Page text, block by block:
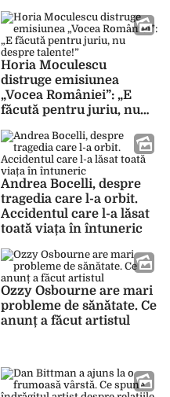
început cariera în Italia
și a fost imediat
remarcat
Horia Moculescu
distruge emisiunea
„Vocea României”: „E
făcută pentru juriu, nu
Andrea Bocelli, despre
tragedia care l-a orbit.
Accidentul care l-a lăsat
toată viața în întuneric
Ozzy Osbourne are mari
probleme de sănătate. Ce
anunț a făcut artistul